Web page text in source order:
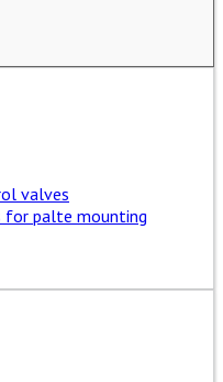
valves
for palte mounting